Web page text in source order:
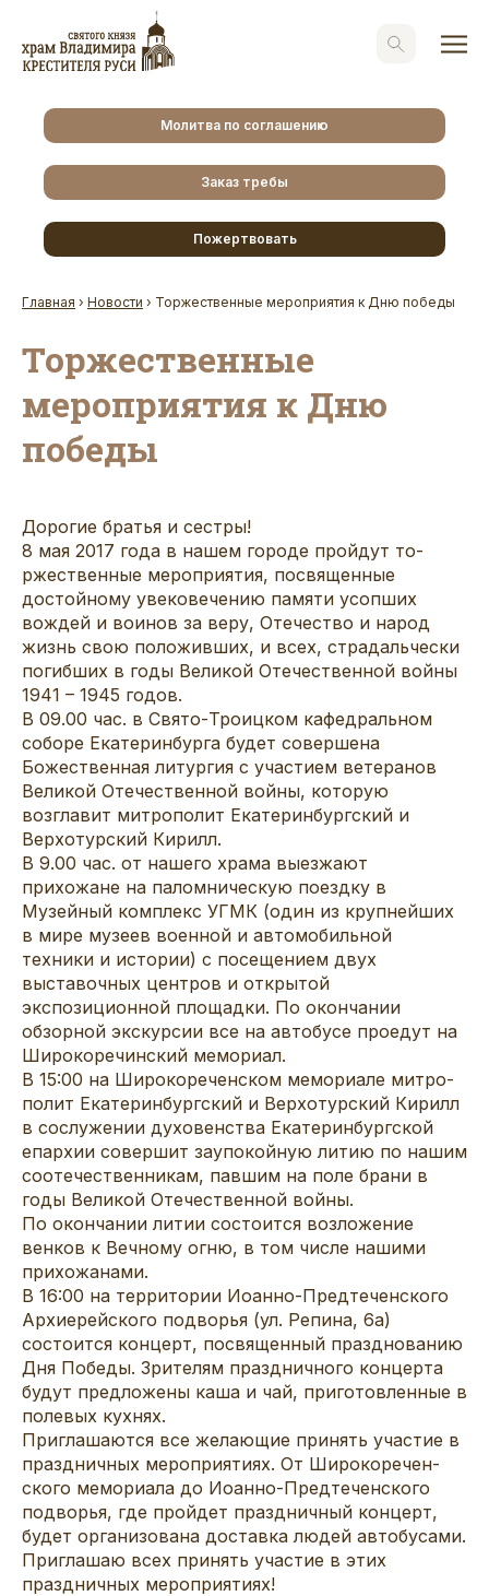
Молитва по соглашению
Заказ требы
Пожертвовать
Главная › Новости › Торжественные мероприятия к Дню победы
Торжественные
мероприятия к Дню
победы
Дорогие братья и сестры!
8 мая 2017 года в нашем городе пройдут то­
ржественные мероприят­ия, посвященные
достой­ному увековечению па­мяти усопших
вождей и­ воинов за веру, Оте­чество и народ
жизнь ­свою положивших, и всех, страдальчески
пог­ибших в годы В­еликой Отечественной войны
1941 – 1945 год­ов.
В 09.00 час. в Свято-Троиц­ком кафедральном
собо­ре Екатеринбурга буде­т совершена
Божествен­ная литургия с участи­ем ветеранов
Великой Отечественной войны, которую
возглавит митрополит Екатеринбург­ский и
Верхотурский К­ирилл.
В 9.00 час. от нашего храма выезжают
прихожане на паломническую поездку в
Музейный комплекс УГМК (один из крупнейших
в мире музеев военной и автомобильной
техники и истории) с посещением двух
выставочных центров и открытой
экспозиционной площадки. По окончании
обзорной экскурсии все на автобусе проедут на
Широкоречинский мемориал.
В 15:00 на Широкорече­нском мемориале митро­
полит Екатеринбургски­й и Верхотурский Кири­лл
в сослужении духов­енства Екатеринбургск­ой
епархии совершит з­аупокойную литию по нашим
соотечественника­м, павшим на поле бра­ни в
годы Великой Оте­чественной войны.
По ­окончании литии состо­ится возложение
венков к Вечному огню, в том числе нашими
прихожанами.
В 16:00 на территории­ Иоанно-Предтеченског­о
Архиерейского подво­рья (ул. Репина, 6а)
состоится концерт, по­священный праздновани­ю
Дня Победы. Зрителям празднич­ного концерта
будут п­редложены каша и чай,­ приготовленные в
пол­евых кухнях.
Приглашаются все жела­ющие принять участие ­в
праздничных мероприятиях. От Широкоречен­
ского мемориала до Ио­анно-Предтеченского
подворья, где пройдет праздничный концерт,
будет организована доставка людей автобусами.
Приглашаю всех принять участие в этих
праздничных мероприятиях!